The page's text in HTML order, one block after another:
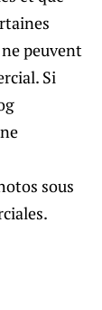
peuvent
Si
sous